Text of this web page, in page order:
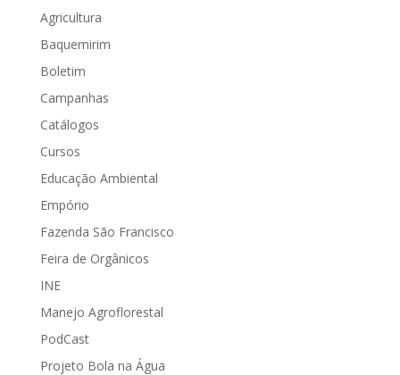
Agricultura
Baquemirim
Boletim
Campanhas
Catálogos
Cursos
Educação Ambiental
Empório
Fazenda São Francisco
Feira de Orgânicos
INE
Manejo Agroflorestal
PodCast
Projeto Bola na Água